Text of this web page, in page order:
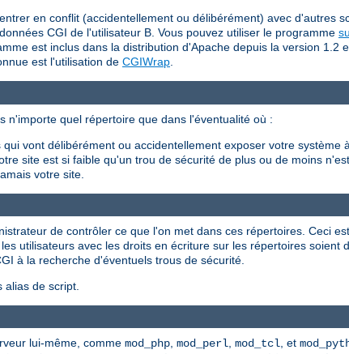
en conflit (accidentellement ou délibérément) avec d'autres
CGI de l'utilisateur B. Vous pouvez utiliser le programme
est inclus dans la distribution d'Apache depuis la version 1.2
est l'utilisation de CGIWrap.
n'importe quel répertoire que dans l'éventualité où :
vont délibérément ou accidentellement exposer votre système
site est si faible qu'un trou de sécurité de plus ou de moins
votre site.
de contrôler ce que l'on met dans ces répertoires. Ceci
utilisateurs avec les droits en écriture sur les répertoires soient
à la recherche d'éventuels trous de sécurité.
de script.
lui-même, comme mod_php, mod_perl, mod_tcl, et